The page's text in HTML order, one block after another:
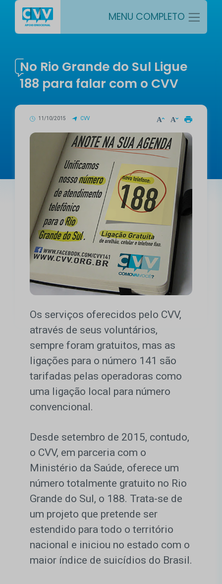
MENU COMPLETO
No Rio Grande do Sul Ligue
188 para falar com o CVV
11/10/2015 CVV
Os serviços oferecidos pelo CVV,
através de seus voluntários,
sempre foram gratuitos, mas as
ligações para o número 141 são
tarifadas pelas operadoras como
uma ligação local para número
convencional.
Desde setembro de 2015, contudo,
o CVV, em parceria com o
Ministério da Saúde, oferece um
número totalmente gratuito no Rio
Grande do Sul, o 188. Trata-se de
um projeto que pretende ser
estendido para todo o território
nacional e iniciou no estado com o
maior índice de suicídios do Brasil.